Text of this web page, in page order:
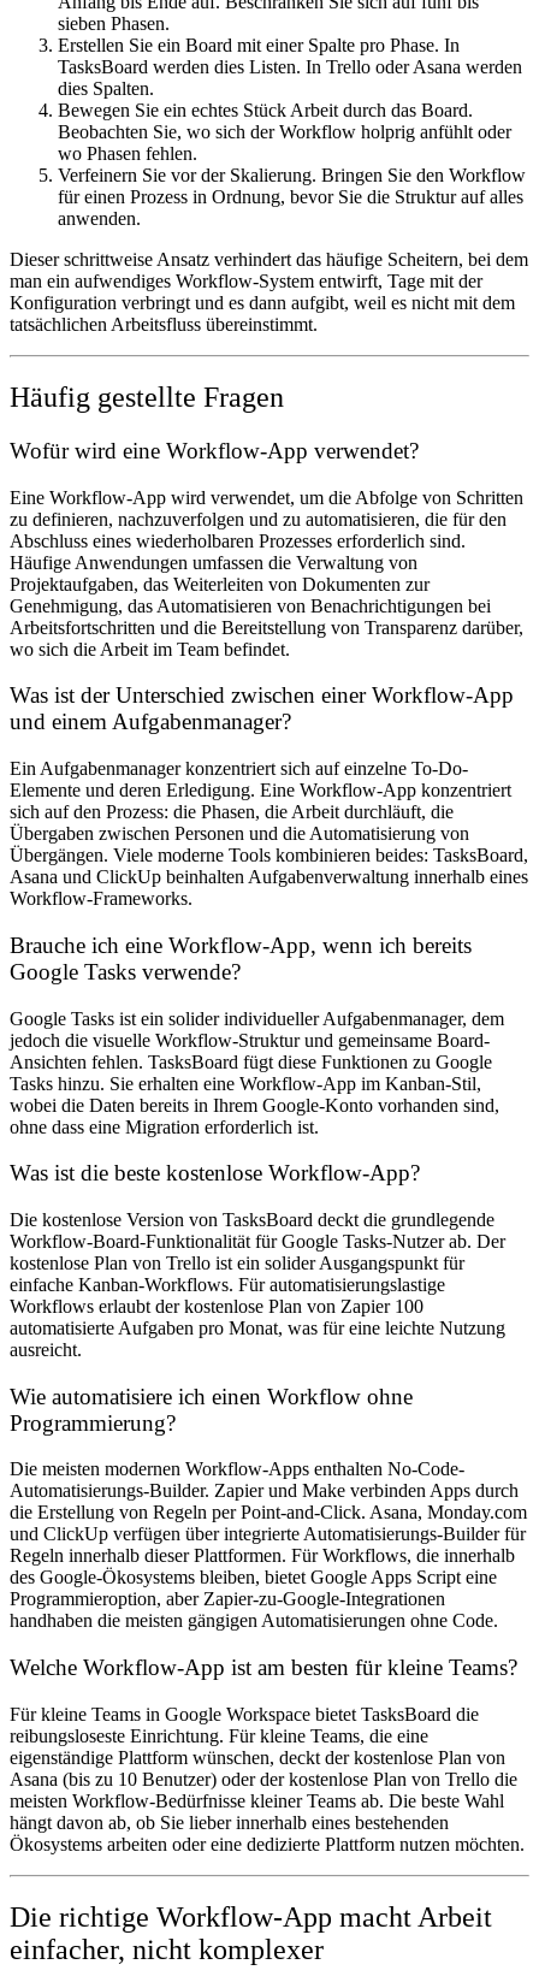
sieben Phasen.
Erstellen Sie ein Board mit einer Spalte pro Phase. In
TasksBoard werden dies Listen. In Trello oder Asana werden
dies Spalten.
Bewegen Sie ein echtes Stück Arbeit durch das Board.
Beobachten Sie, wo sich der Workflow holprig anfühlt oder
wo Phasen fehlen.
Verfeinern Sie vor der Skalierung. Bringen Sie den Workflow
für einen Prozess in Ordnung, bevor Sie die Struktur auf alles
anwenden.
Dieser schrittweise Ansatz verhindert das häufige Scheitern, bei dem
man ein aufwendiges Workflow-System entwirft, Tage mit der
Konfiguration verbringt und es dann aufgibt, weil es nicht mit dem
tatsächlichen Arbeitsfluss übereinstimmt.
Häufig gestellte Fragen
Wofür wird eine Workflow-App verwendet?
Eine Workflow-App wird verwendet, um die Abfolge von Schritten
zu definieren, nachzuverfolgen und zu automatisieren, die für den
Abschluss eines wiederholbaren Prozesses erforderlich sind.
Häufige Anwendungen umfassen die Verwaltung von
Projektaufgaben, das Weiterleiten von Dokumenten zur
Genehmigung, das Automatisieren von Benachrichtigungen bei
Arbeitsfortschritten und die Bereitstellung von Transparenz darüber,
wo sich die Arbeit im Team befindet.
Was ist der Unterschied zwischen einer Workflow-App
und einem Aufgabenmanager?
Ein Aufgabenmanager konzentriert sich auf einzelne To-Do-
Elemente und deren Erledigung. Eine Workflow-App konzentriert
sich auf den Prozess: die Phasen, die Arbeit durchläuft, die
Übergaben zwischen Personen und die Automatisierung von
Übergängen. Viele moderne Tools kombinieren beides: TasksBoard,
Asana und ClickUp beinhalten Aufgabenverwaltung innerhalb eines
Workflow-Frameworks.
Brauche ich eine Workflow-App, wenn ich bereits
Google Tasks verwende?
Google Tasks ist ein solider individueller Aufgabenmanager, dem
jedoch die visuelle Workflow-Struktur und gemeinsame Board-
Ansichten fehlen. TasksBoard fügt diese Funktionen zu Google
Tasks hinzu. Sie erhalten eine Workflow-App im Kanban-Stil,
wobei die Daten bereits in Ihrem Google-Konto vorhanden sind,
ohne dass eine Migration erforderlich ist.
Was ist die beste kostenlose Workflow-App?
Die kostenlose Version von TasksBoard deckt die grundlegende
Workflow-Board-Funktionalität für Google Tasks-Nutzer ab. Der
kostenlose Plan von Trello ist ein solider Ausgangspunkt für
einfache Kanban-Workflows. Für automatisierungslastige
Workflows erlaubt der kostenlose Plan von Zapier 100
automatisierte Aufgaben pro Monat, was für eine leichte Nutzung
ausreicht.
Wie automatisiere ich einen Workflow ohne
Programmierung?
Die meisten modernen Workflow-Apps enthalten No-Code-
Automatisierungs-Builder. Zapier und Make verbinden Apps durch
die Erstellung von Regeln per Point-and-Click. Asana, Monday.com
und ClickUp verfügen über integrierte Automatisierungs-Builder für
Regeln innerhalb dieser Plattformen. Für Workflows, die innerhalb
des Google-Ökosystems bleiben, bietet Google Apps Script eine
Programmieroption, aber Zapier-zu-Google-Integrationen
handhaben die meisten gängigen Automatisierungen ohne Code.
Welche Workflow-App ist am besten für kleine Teams?
Für kleine Teams in Google Workspace bietet TasksBoard die
reibungsloseste Einrichtung. Für kleine Teams, die eine
eigenständige Plattform wünschen, deckt der kostenlose Plan von
Asana (bis zu 10 Benutzer) oder der kostenlose Plan von Trello die
meisten Workflow-Bedürfnisse kleiner Teams ab. Die beste Wahl
hängt davon ab, ob Sie lieber innerhalb eines bestehenden
Ökosystems arbeiten oder eine dedizierte Plattform nutzen möchten.
Die richtige Workflow-App macht Arbeit
einfacher, nicht komplexer